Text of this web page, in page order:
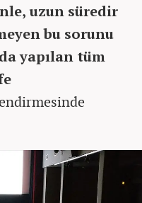
uzun süredir
bu sorunu
yapılan tüm